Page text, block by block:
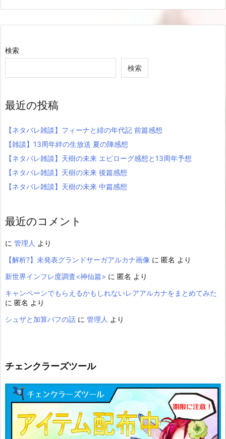
検索
検索
最近の投稿
【ネタバレ雑談】フィーナと緋の年代記 前篇感想
【雑談】13周年絆の生放送 夏の陣感想
【ネタバレ雑談】天樹の未来 エピローグ感想と13周年予想
【ネタバレ雑談】天樹の未来 後篇感想
【ネタバレ雑談】天樹の未来 中篇感想
最近のコメント
に 管理人 より
【解析?】未発表グランドサーガアルカナ画像 に 匿名 より
新世界インフレ度調査<神仙篇> に 匿名 より
キャンペーンでもらえるかもしれないレアアルカナをまとめてみた
に 匿名 より
シュザと加算バフの話 に 管理人 より
チェンクラーズツール